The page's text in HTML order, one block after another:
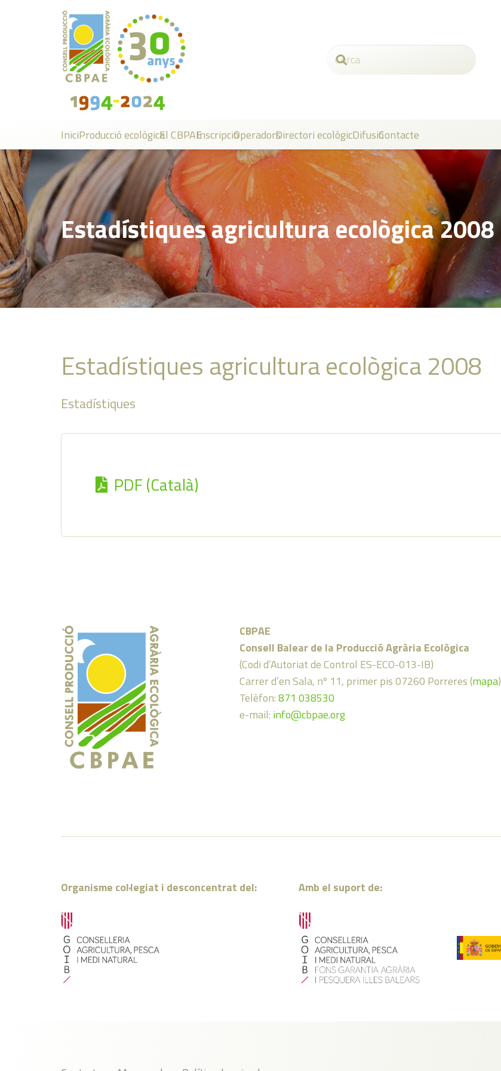
IniciProducció ecològicaEl CBPAEInscripcióOperadorsDirectori ecològicDifusióContacte
Estadístiques agricultura ecològica 2008
Estadístiques agricultura ecològica 2008
Estadístiques
PDF (Català)
CBPAE
Consell Balear de la Producció Agrària Ecològica
(Codi d’Autoriat de Control ES-ECO-013-IB)
Carrer d’en Sala, nº 11, primer pis 07260 Porreres (mapa)
Telèfon:871 038530
e-mail: info@cbpae.org
Organisme col·legiat i desconcentrat del: Amb el suport de: